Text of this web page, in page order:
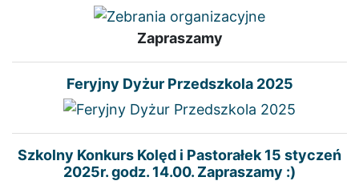
Zapraszamy
Feryjny Dyżur Przedszkola 2025
Szkolny Konkurs Kolęd i Pastorałek 15 styczeń
2025r. godz. 14.00. Zapraszamy :)